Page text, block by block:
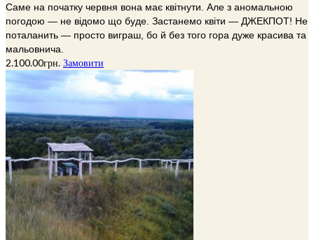
Саме на початку червня вона має квітнути. Але з аномальною
погодою — не відомо що буде. Застанемо квіти — ДЖЕКПОТ! Не
поталанить — просто виграш, бо й без того гора дуже красива та
мальовнича.
2.100.00грн. Замовити